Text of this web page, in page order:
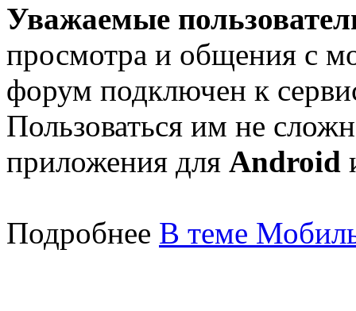
Уважаемые
просмотра и общения с
форум подключен к
Пользоваться им не
приложения для Android
Подробнее В теме